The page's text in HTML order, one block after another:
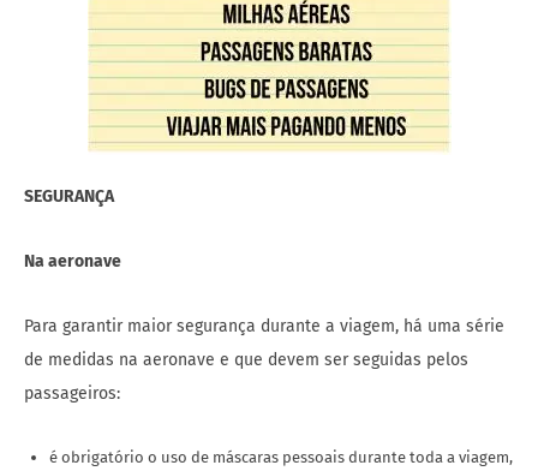
SEGURANÇA
Na aeronave
Para garantir maior segurança durante a viagem, há uma série
de medidas na aeronave e que devem ser seguidas pelos
passageiros:
é obrigatório o uso de máscaras pessoais durante toda a viagem,